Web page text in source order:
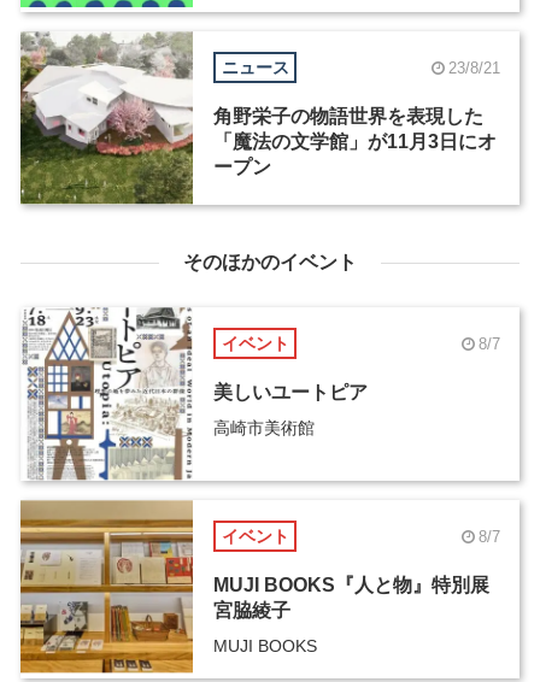
ニュース 23/8/21
角野栄子の物語世界を表現した
「魔法の文学館」が11月3日にオ
ープン
そのほかのイベント
イベント 8/7
美しいユートピア
高崎市美術館
イベント 8/7
MUJI BOOKS『人と物』特別展
宮脇綾子
MUJI BOOKS